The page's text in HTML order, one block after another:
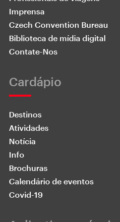
Imprensa
Czech Convention Bureau
Biblioteca de mídia digital
Contate-Nos
Cardápio
Destinos
Atividades
Notícia
Info
Brochuras
Calendário de eventos
Covid-19